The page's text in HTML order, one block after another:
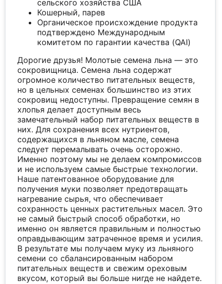
сельского хозяйства США
Кошерный, парев
Органическое происхождение продукта
подтверждено Международным
комитетом по гарантии качества (QAI)
Дорогие друзья! Молотые семена льна — это
сокровищница. Семена льна содержат
огромное количество питательных веществ,
но в цельных семенах большинство из этих
сокровищ недоступны. Превращение семян в
хлопья делает доступным весь
замечательный набор питательных веществ в
них. Для сохранения всех нутриентов,
содержащихся в льняном масле, семена
следует перемалывать очень осторожно.
Именно поэтому мы не делаем компромиссов
и не используем самые быстрые технологии.
Наше патентованное оборудование для
получения муки позволяет предотвращать
нагревание сырья, что обеспечивает
сохранность ценных растительных масел. Это
не самый быстрый способ обработки, но
именно он является правильным и полностью
оправдывающим затраченное время и усилия.
В результате мы получаем муку из льняного
семени со сбалансированным набором
питательных веществ и свежим ореховым
вкусом, который вы больше нигде не найдете.